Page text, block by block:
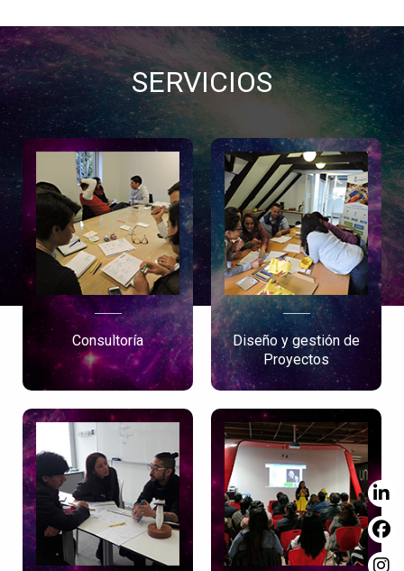
SERVICIOS
Consultoría
Consultoría
Guiamos a las
organizaciones en la
construcción de
estrategias y rutas de
aprendizaje que
fortalezcan sus
Diseño y gestión de
Proyectos
Diseño y gestión de
Proyectos
Formulamos y
acompañamos
proyectos de
fortalecimiento digital